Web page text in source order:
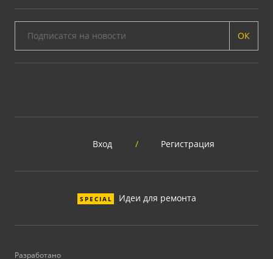
ОК
Вход / Регистрация
SPECIAL Идеи для ремонта
Разработано